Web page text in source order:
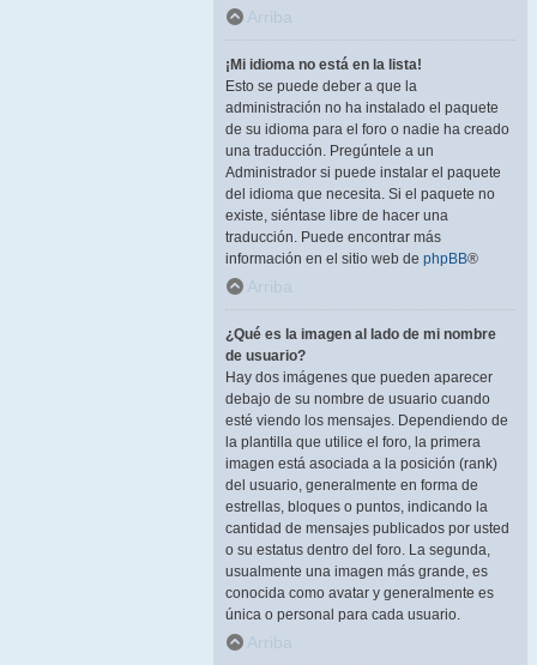
Arriba
¡Mi idioma no está en la lista!
Esto se puede deber a que la
administración no ha instalado el paquete
de su idioma para el foro o nadie ha creado
una traducción. Pregúntele a un
Administrador si puede instalar el paquete
del idioma que necesita. Si el paquete no
existe, siéntase libre de hacer una
traducción. Puede encontrar más
información en el sitio web de phpBB®
Arriba
¿Qué es la imagen al lado de mi nombre
de usuario?
Hay dos imágenes que pueden aparecer
debajo de su nombre de usuario cuando
esté viendo los mensajes. Dependiendo de
la plantilla que utilice el foro, la primera
imagen está asociada a la posición (rank)
del usuario, generalmente en forma de
estrellas, bloques o puntos, indicando la
cantidad de mensajes publicados por usted
o su estatus dentro del foro. La segunda,
usualmente una imagen más grande, es
conocida como avatar y generalmente es
única o personal para cada usuario.
Arriba